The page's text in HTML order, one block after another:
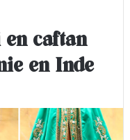
en caftan
en Inde